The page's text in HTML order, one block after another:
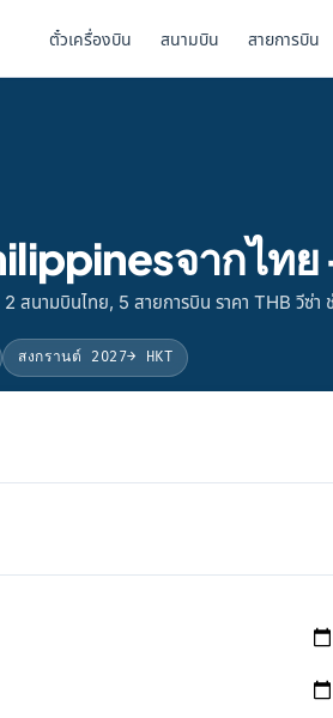
ตั๋วเครื่องบิน สนามบิน สายการบิน
จากไทย
สนามบินไทย, 5 สายการบิน ราคา THB วีซ่า
สงกรานต์ 2027→ HKT